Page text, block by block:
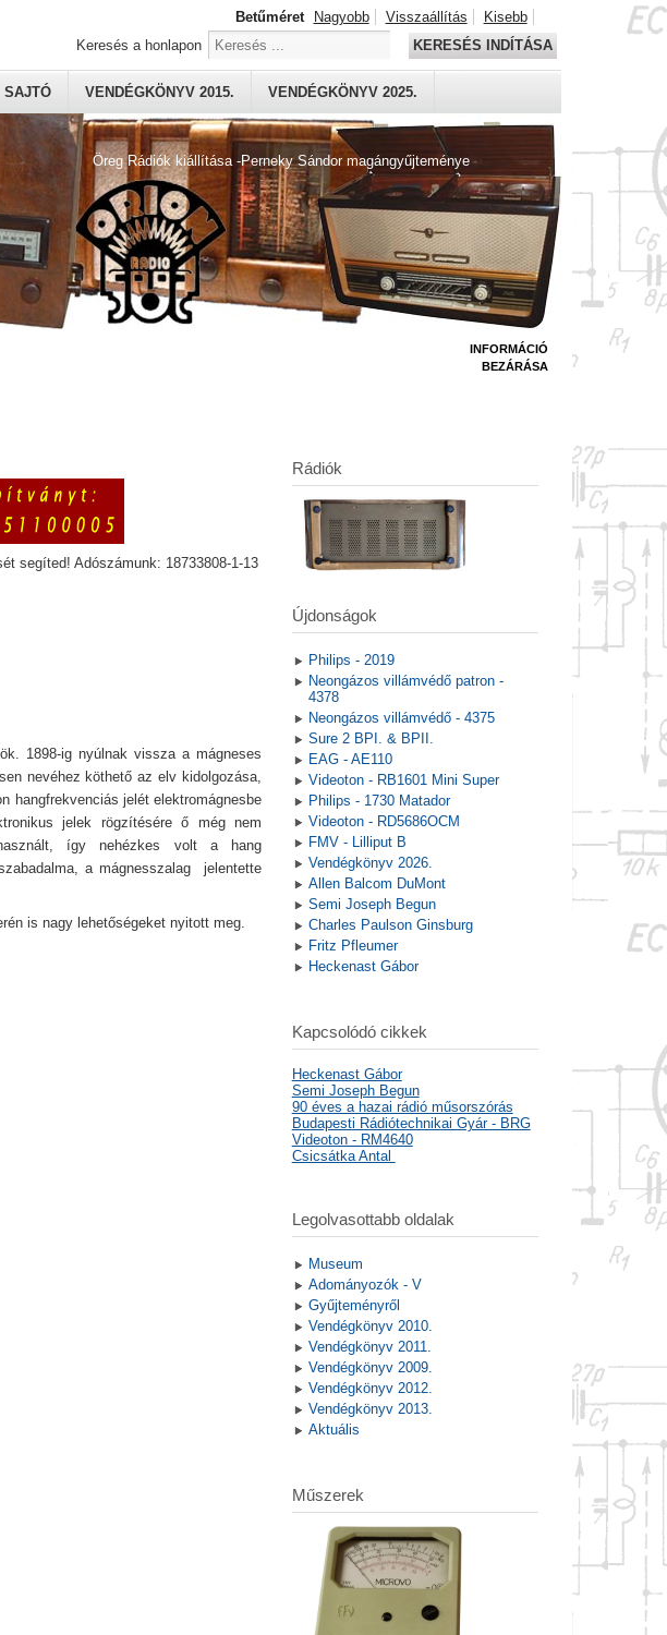
Öreg Rádiók kiállítása -Perneky Sándor magángyűjteménye
SAJTÓ VENDÉGKÖNYV 2015. VENDÉGKÖNYV 2025.
Betűméret Nagyobb Visszaállítás
Kisebb
Keresés a honlapon
KERESÉS INDÍTÁSA
segíted! Adószámunk: 18733808-1-13
1898-ig nyúlnak vissza a mágneses
nevéhez köthető az elv kidolgozása,
hangfrekvenciás jelét elektromágnesbe
jelek rögzítésére ő még nem
használt, így nehézkes volt a hang
a mágnesszalag jelentette
is nagy lehetőségeket nyitott meg.
INFORMÁCIÓ
BEZÁRÁSA
Rádiók
Újdonságok
Philips - 2019
Neongázos villámvédő patron -
4378
Neongázos villámvédő - 4375
Sure 2 BPI. & BPII.
EAG - AE110
Videoton - RB1601 Mini Super
Philips - 1730 Matador
Videoton - RD5686OCM
FMV - Lilliput B
Vendégkönyv 2026.
Allen Balcom DuMont
Semi Joseph Begun
Charles Paulson Ginsburg
Fritz Pfleumer
Heckenast Gábor
Kapcsolódó cikkek
Heckenast Gábor
Semi Joseph Begun
90 éves a hazai rádió műsorszórás
Budapesti Rádiótechnikai Gyár - BRG
Videoton - RM4640
Csicsátka Antal
Legolvasottabb oldalak
Museum
Adományozók - V
Gyűjteményről
Vendégkönyv 2010.
Vendégkönyv 2011.
Vendégkönyv 2009.
Vendégkönyv 2012.
Vendégkönyv 2013.
Aktuális
Műszerek